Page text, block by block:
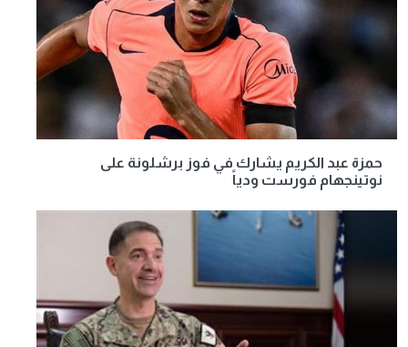
حمزة عبد الكريم يشارك في فوز برشلونة على
نوتينجهام فورست ودياً